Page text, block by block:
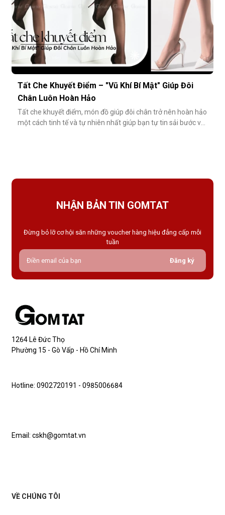
Tất Che Khuyết Điểm – "Vũ Khí Bí Mật" Giúp Đôi
Chân Luôn Hoàn Hảo
Tất che khuyết điểm, món đồ giúp đôi chân trở nên hoàn hảo
một cách tinh tế và tự nhiên nhất giúp bạn tự tin sải bước với
NHẬN BẢN TIN GOMTAT
Đừng bỏ lỡ cơ hội săn những voucher hàng hiệu đẳng cấp mỗi
tuần
Đăng ký
1264 Lê Đức Thọ
Phường 15 - Gò Vấp - Hồ Chí Minh
Hotline: 0902720191 - 0985006684
Email: cskh@gomtat.vn
VỀ CHÚNG TÔI